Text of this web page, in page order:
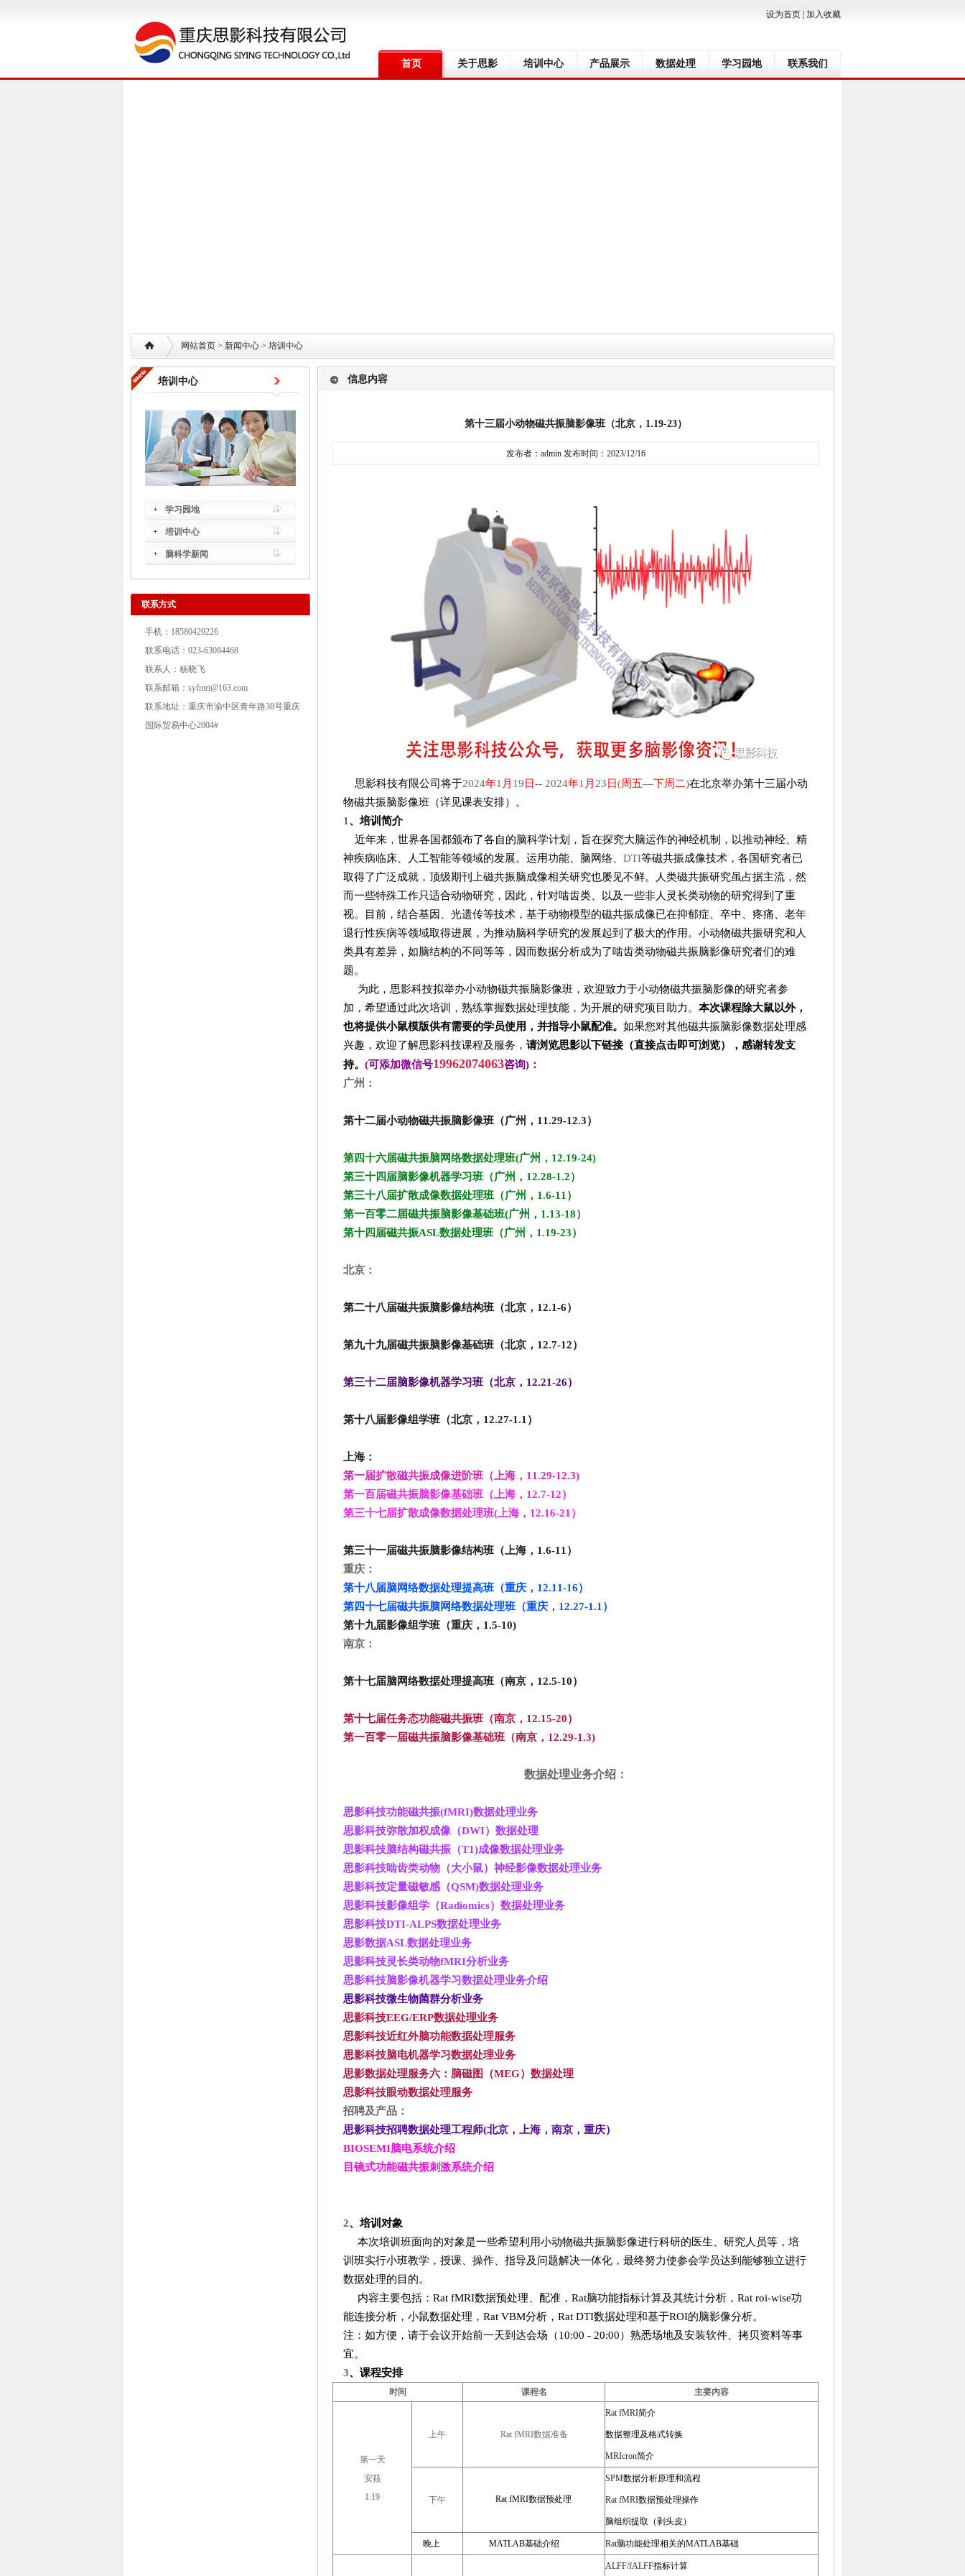
设为首页 加入收藏
首页 关于思影 培训中心 产品展示 数据处理 学习园地 联系我们
网站首页 > 新闻中心 > 培训中心
培训中心
学习园地
培训中心
脑科学新闻
联系方式
手机：18580429226
联系电话：023-63084468
联系人：杨晓飞
联系邮箱：syfmri@163.com
联系地址：重庆市渝中区青年路38号重庆
国际贸易中心2004#
信息内容
第十三届小动物磁共振脑影像班（北京，1.19-23）
发布者：admin 发布时间：2023/12/16
思影科技有限公司将于2024年1 月 19日-- 2024年1 月 23日(周五—下周二)在北京举办第十三届小动
物磁共振脑影像班（详见课表安排）。
1 、培训简介
近年来，世界各国都颁布了各自的脑科学计划，旨在探究大脑运作的神经机制，以推动神经、精
神疾病临床、人工智能等领域的发展。运用功能、脑网络、 DTI等磁共振成像技术，各国研究者已
取得了广泛成就，顶级期刊上磁共振脑成像相关研究也屡见不鲜。人类磁共振研究虽占据主流，然
而一些特殊工作只适合动物研究，因此，针对啮齿类、以及一些非人灵长类动物的研究得到了重
视。目前，结合基因、光遗传等技术，基于动物模型的磁共振成像已在抑郁症、卒中、疼痛、老年
退行性疾病等领域取得进展，为推动脑科学研究的发展起到了极大的作用。小动物磁共振研究和人
类具有差异，如脑结构的不同等等，因而数据分析成为了啮齿类动物磁共振脑影像研究者们的难
题。
为此，思影科技拟举办小动物磁共振脑影像班，欢迎致力于小动物磁共振脑影像的研究者参
加，希望通过此次培训，熟练掌握数据处理技能，为开展的研究项目助力。 本次课程除大鼠以外，
也将提供小鼠模版供有需要的学员使用，并指导小鼠配准。 如果您对其他磁共振脑影像数据处理感
兴趣，欢迎了解思影科技课程及服务， 请浏览思影以下链接（直接点击即可浏览），感谢转发支
持。 (可添加微信号19962074063咨询) ：
广州：
第十二届小动物磁共振脑影像班（广州，11.29-12.3）
第四十六届磁共振脑网络数据处理班(广州，12.19-24)
第三十四届脑影像机器学习班（广州，12.28-1.2）
第三十八届扩散成像数据处理班（广州，1.6-11 ）
第一百零二届磁共振脑影像基础班(广州，1.13-18）
第十四届磁共振ASL数据处理班（广州，1.19-23）
北京：
第二十八届磁共振脑影像结构班（北京，12.1-6）
第九十九届磁共振脑影像基础班（北京，12.7-12）
第三十二届脑影像机器学习班（北京，12.21-26）
第十八届影像组学班（北京，12.27-1.1 ）
上海：
第一届扩散磁共振成像进阶班（上海，11.29-12.3)
第一百届磁共振脑影像基础班（上海，12.7-12）
第三十七届扩散成像数据处理班( 上海，12.16-21 ）
第三十一届磁共振脑影像结构班（上海，1.6-11 ）
重庆：
第十八届脑网络数据处理提高班（重庆，12.11-16）
第四十七届磁共振脑网络数据处理班（重庆，12.27-1.1 ）
第十九届影像组学班（重庆，1.5-10)
南京：
第十七届脑网络数据处理提高班（南京，12.5-10）
第十七届任务态功能磁共振班（南京，12.15-20）
第一百零一届磁共振脑影像基础班（南京，12.29-1.3)
数据处理业务介绍：
思影科技功能磁共振(fMRI)数据处理业务
思影科技弥散加权成像（DWI）数据处理
思影科技脑结构磁共振（T1)成像数据处理业务
思影科技啮齿类动物（大小鼠）神经影像数据处理业务
思影科技定量磁敏感（QSM)数据处理业务
思影科技影像组学（Radiomics）数据处理业务
思影科技DTI-ALPS数据处理业务
思影数据ASL数据处理业务
思影科技灵长类动物fMRI分析业务
思影科技脑影像机器学习数据处理业务介绍
思影科技微生物菌群分析业务
思影科技EEG/ERP数据处理业务
思影科技近红外脑功能数据处理服务
思影科技脑电机器学习数据处理业务
思影数据处理服务六：脑磁图（MEG）数据处理
思影科技眼动数据处理服务
招聘及产品：
思影科技招聘数据处理工程师(北京，上海，南京，重庆）
BIOSEMI脑电系统介绍
目镜式功能磁共振刺激系统介绍
2、培训对象
本次培训班面向的对象是一些希望利用小动物磁共振脑影像进行科研的医生、研究人员等，培
训班实行小班教学，授课、操作、指导及问题解决一体化，最终努力使参会学员达到能够独立进行
数据处理的目的。
内容主要包括： Rat fMRI数据预处理、配准， Rat脑功能指标计算及其统计分析， Rat roi-wise功
能连接分析，小鼠数据处理， Rat VBM分析， Rat DTI数据处理和基于ROI的脑影像分析。
注：如方便，请于会议开始前一天到达会场（10:00 - 20:00）熟悉场地及安装软件、拷贝资料等事
宜。
3、课程安排
时间 课程名 主要内容
第一天
安筱
1.19
上午 Rat fMRI数据准备
Rat fMRI简介
数据整理及格式转换
MRIcron简介
下午 Rat fMRI数据预处理
SPM数据分析原理和流程
Rat fMRI数据预处理操作
脑组织提取（剥头皮）
晚上 MATLAB基础介绍 Rat脑功能处理相关的MATLAB基础
ALFF/fALFF指标计算